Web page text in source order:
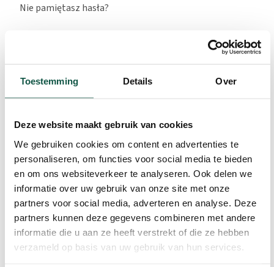
Toestemming Details Over
Deze website maakt gebruik van cookies
We gebruiken cookies om content en advertenties te
personaliseren, om functies voor social media te bieden
en om ons websiteverkeer te analyseren. Ook delen we
informatie over uw gebruik van onze site met onze
partners voor social media, adverteren en analyse. Deze
partners kunnen deze gegevens combineren met andere
informatie die u aan ze heeft verstrekt of die ze hebben
verzameld op basis van uw gebruik van hun services.
Nie pamiętasz hasła?
Zarejestruj się
Na adres e-mail zostanie wysłany odnośnik do
ustawienia nowego hasła.